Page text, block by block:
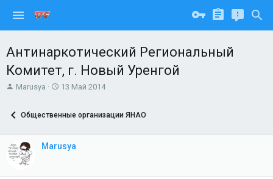
Антинаркотический Региональный
Комитет, г. Новый Уренгой
А
о
е
м
ы
Marusya
Д
а
ч
л
13 Май 2014
Общественные организации ЯНАО
Marusya